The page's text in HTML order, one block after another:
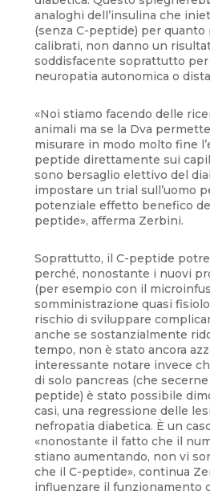
analoghi dell’insulina che
(senza C-peptide) per
calibrati, non danno un
soddisfacente soprattutto per
neuropatia autonomica o
«Noi stiamo facendo delle
animali ma se la Dva
misurare in modo molto fine
peptide direttamente sui
sono bersaglio elettivo del
impostare un trial sull’uomo
potenziale effetto benefico
peptide», afferma Zerbini.
Soprattutto, il C-peptide
perché, nonostante i nuovi
(per esempio con il
somministrazione quasi
rischio di sviluppare
anche se sostanzialmente
tempo, non è stato ancora
interessante notare invece
di solo pancreas (che
peptide) è stato possibile
casi, una regressione delle
nefropatia diabetica. È un
«nonostante il fatto che il
stiano aumentando, non vi
che il C-peptide», continua
influenzare il funzionamento